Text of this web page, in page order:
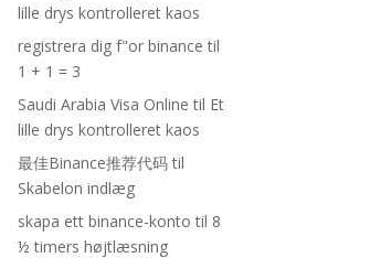
lille drys kontrolleret kaos
registrera dig f"or binance til
1 + 1 = 3
Saudi Arabia Visa Online til Et
lille drys kontrolleret kaos
最佳Binance推荐代码til
Skabelon indlæg
skapa ett binance-konto til 8
½ timers højtlæsning